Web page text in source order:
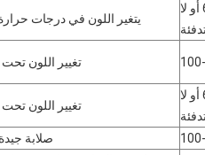
60-80 أو لا
يتغير اللون في درجات
تغيير اللون
60-80 أو لا
تغيير اللون
صلابة